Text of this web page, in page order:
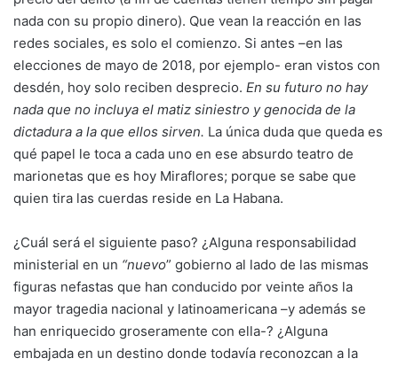
nada con su propio dinero). Que vean la reacción en las
redes sociales, es solo el comienzo. Si antes –en las
elecciones de mayo de 2018, por ejemplo- eran vistos con
desdén, hoy solo reciben desprecio. En su futuro no hay
nada que no incluya el matiz siniestro y genocida de la
dictadura a la que ellos sirven. La única duda que queda es
qué papel le toca a cada uno en ese absurdo teatro de
marionetas que es hoy Miraflores; porque se sabe que
quien tira las cuerdas reside en La Habana.
¿Cuál será el siguiente paso? ¿Alguna responsabilidad
ministerial en un “nuevo” gobierno al lado de las mismas
figuras nefastas que han conducido por veinte años la
mayor tragedia nacional y latinoamericana –y además se
han enriquecido groseramente con ella-? ¿Alguna
embajada en un destino donde todavía reconozcan a la